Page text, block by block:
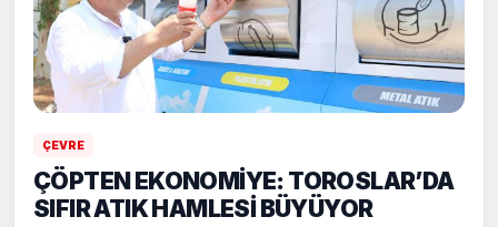
ÇEVRE
ÇÖPTEN EKONOMİYE: TOROSLAR’DA
SIFIR ATIK HAMLESİ BÜYÜYOR